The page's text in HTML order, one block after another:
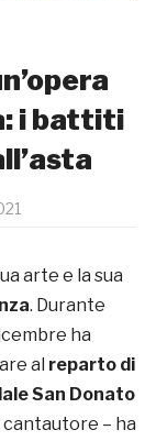
i battiti
arte e la sua
. Durante
ha
al reparto di
San Donato
cantautore – ha